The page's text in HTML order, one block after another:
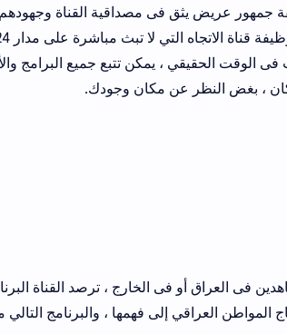
جمهور عريض يثق فى مصداقية القناة وجهودهم
الدؤوبة للكشف عن الوضع بشكل جذري بالإضافـة إلى
الوقت الحقيقي ، يمكن تتبع جميع البرامج
، بغض النظر عن مكان وجودك.
فى العراق أو فى الخارج ، ترصد القناة
المواطن العراقي إلى فهمها ، والبرنامج